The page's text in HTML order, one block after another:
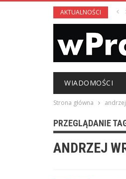
AKTUALNOŚCI
WIADOMOŚCI
Strona główna
PRZEGLĄDANIE
ANDRZEJ